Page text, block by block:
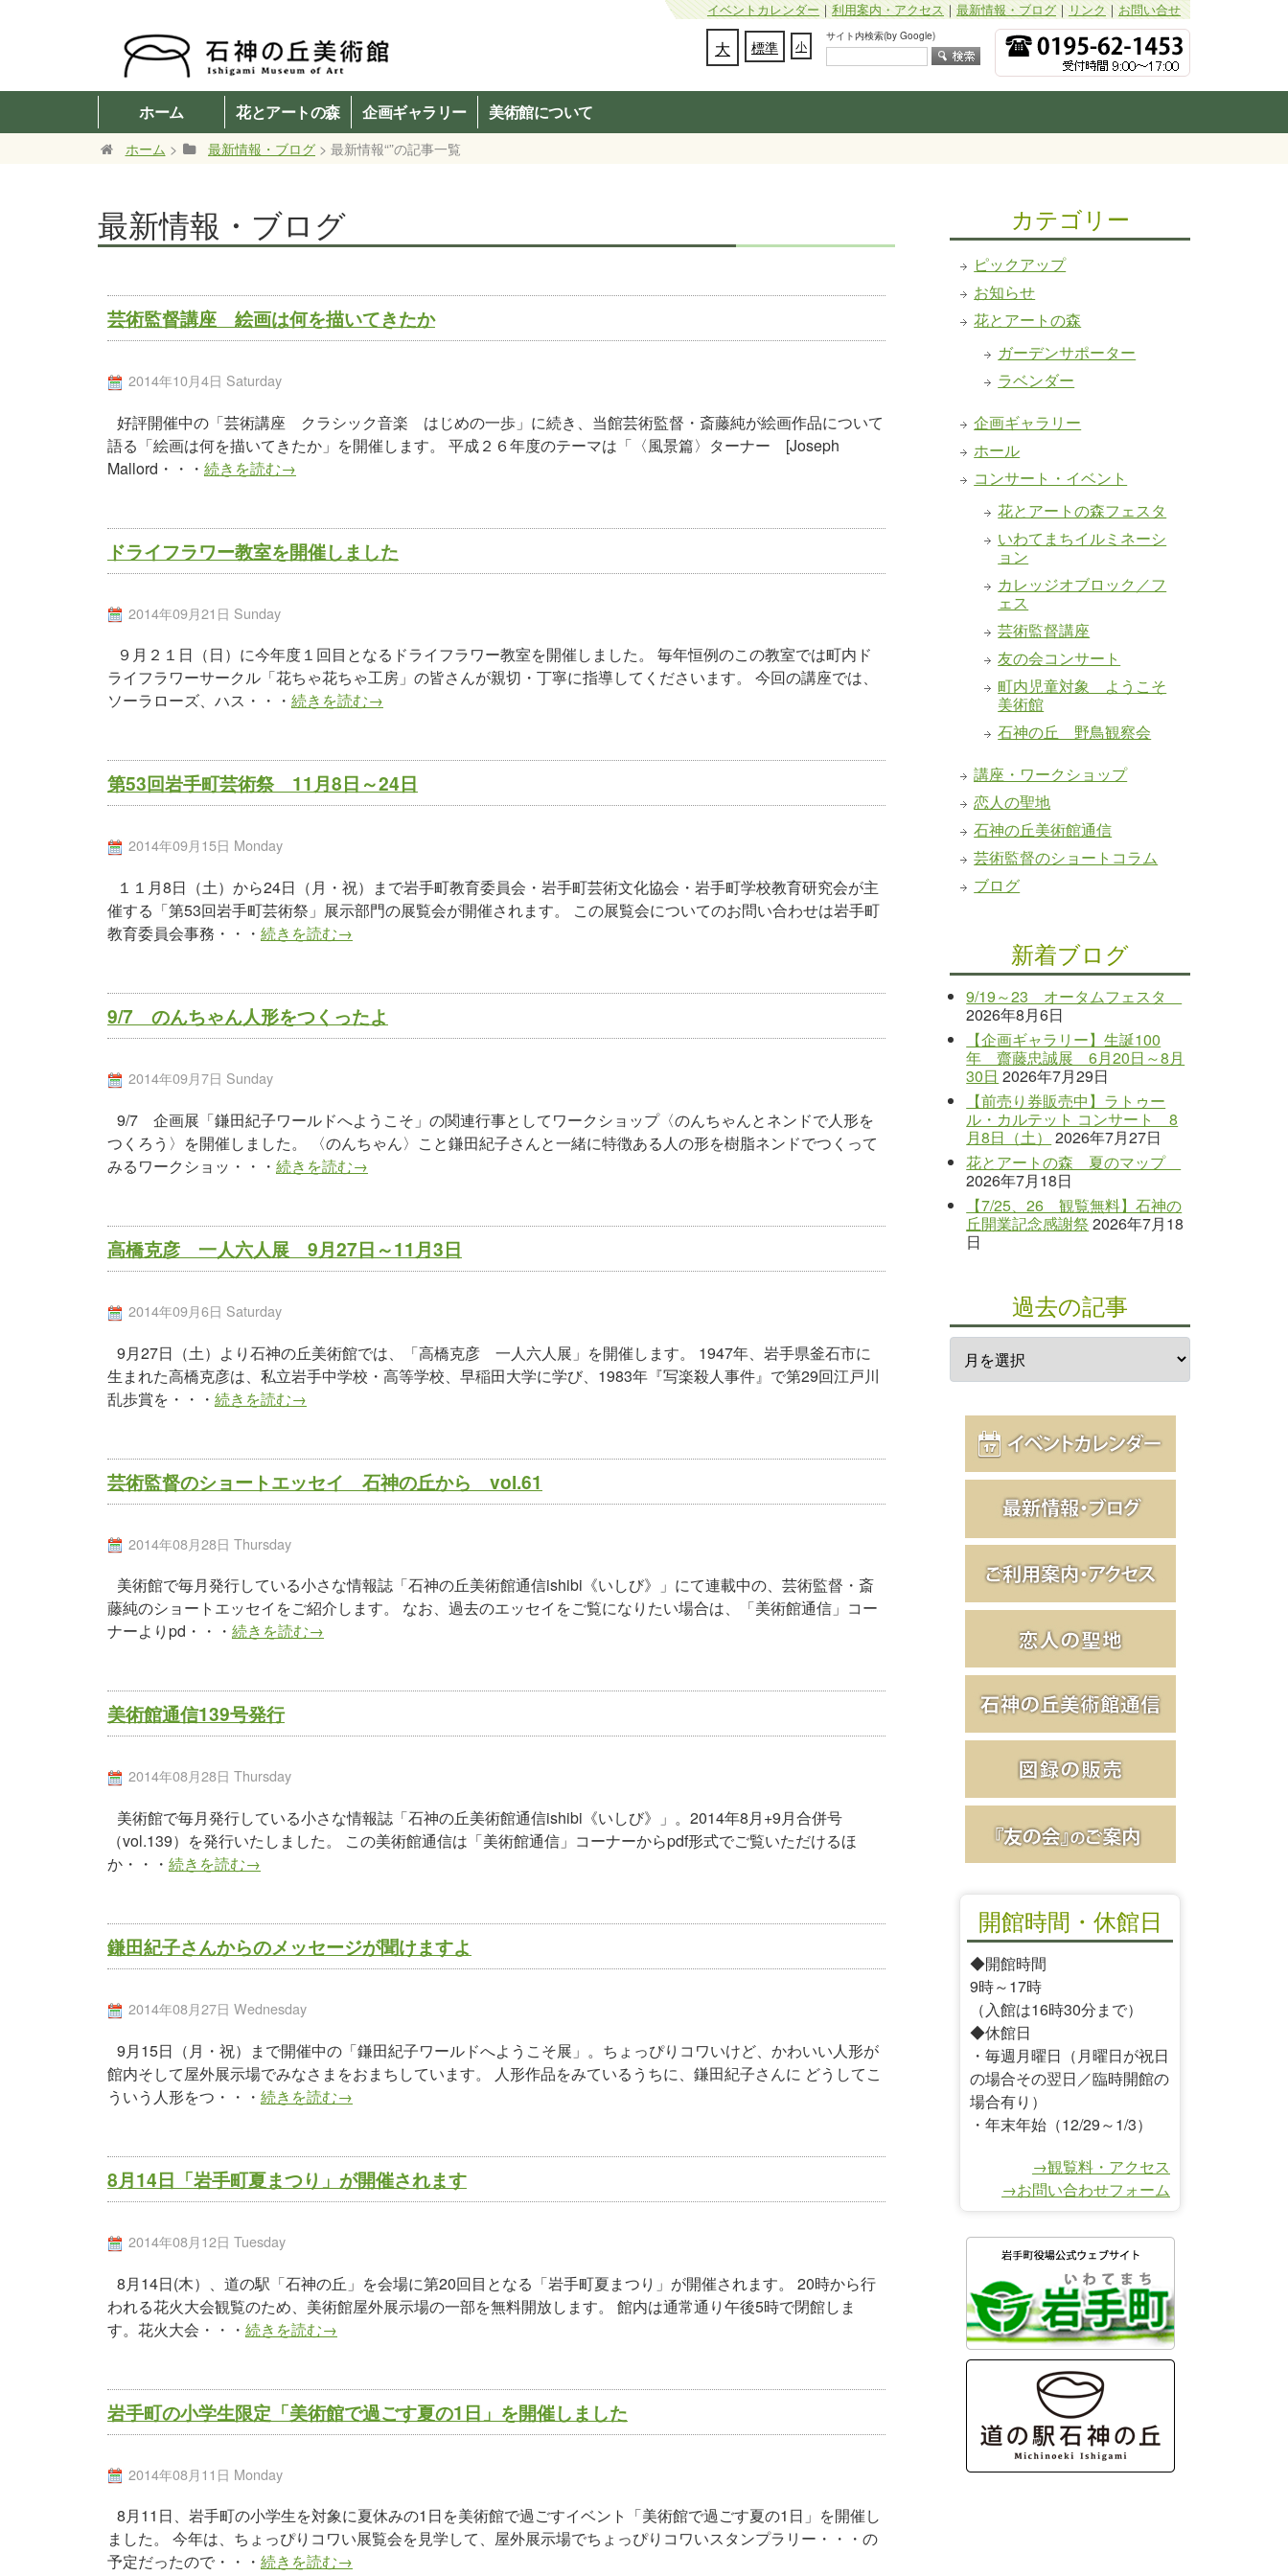
イベントカレンダー｜利用案内・アクセス｜最新情報・ブログ｜リンク｜お問い合せ
サイト内検索(by Google)
大 標準 小
ホーム 花とアートの森 企画ギャラリー 美術館について
ホーム > 最新情報・ブログ > 最新情報“”の記事一覧
最新情報・ブログ
芸術監督講座 絵画は何を描いてきたか
2014年10月4日 Saturday
好評開催中の「芸術講座 クラシック音楽 はじめの一歩」に続き、当館芸術監督・斎藤純が絵画作品について
語る「絵画は何を描いてきたか」を開催します。 平成２６年度のテーマは「〈風景篇〉ターナー [Joseph
Mallord・・・ 続きを読む→
ドライフラワー教室を開催しました
2014年09月21日 Sunday
９月２１日（日）に今年度１回目となるドライフラワー教室を開催しました。 毎年恒例のこの教室では町内ド
ライフラワーサークル「花ちゃ花ちゃ工房」の皆さんが親切・丁寧に指導してくださいます。 今回の講座では、
ソーラローズ、ハス・・・ 続きを読む→
第53回岩手町芸術祭 11月8日～24日
2014年09月15日 Monday
１１月8日（土）から24日（月・祝）まで岩手町教育委員会・岩手町芸術文化協会・岩手町学校教育研究会が主
催する「第53回岩手町芸術祭」展示部門の展覧会が開催されます。 この展覧会についてのお問い合わせは岩手町
教育委員会事務・・・ 続きを読む→
9/7 のんちゃん人形をつくったよ
2014年09月7日 Sunday
9/7 企画展「鎌田紀子ワールドへようこそ」の関連行事としてワークショップ〈のんちゃんとネンドで人形を
つくろう〉を開催しました。 〈のんちゃん〉こと鎌田紀子さんと一緒に特徴ある人の形を樹脂ネンドでつくって
みるワークショッ・・・ 続きを読む→
高橋克彦 一人六人展 9月27日～11月3日
2014年09月6日 Saturday
9月27日（土）より石神の丘美術館では、「高橋克彦 一人六人展」を開催します。 1947年、岩手県釜石市に
生まれた高橋克彦は、私立岩手中学校・高等学校、早稲田大学に学び、1983年『写楽殺人事件』で第29回江戸川
乱歩賞を・・・ 続きを読む→
芸術監督のショートエッセイ 石神の丘から vol.61
2014年08月28日 Thursday
美術館で毎月発行している小さな情報誌「石神の丘美術館通信ishibi《いしび》」にて連載中の、芸術監督・斎
藤純のショートエッセイをご紹介します。 なお、過去のエッセイをご覧になりたい場合は、「美術館通信」コー
ナーよりpd・・・ 続きを読む→
美術館通信139号発行
2014年08月28日 Thursday
美術館で毎月発行している小さな情報誌「石神の丘美術館通信ishibi《いしび》」。2014年8月+9月合併号
（vol.139）を発行いたしました。 この美術館通信は「美術館通信」コーナーからpdf形式でご覧いただけるほ
か・・・ 続きを読む→
鎌田紀子さんからのメッセージが聞けますよ
2014年08月27日 Wednesday
9月15日（月・祝）まで開催中の「鎌田紀子ワールドへようこそ展」。ちょっぴりコワいけど、かわいい人形が
館内そして屋外展示場でみなさまをおまちしています。 人形作品をみているうちに、鎌田紀子さんに どうしてこ
ういう人形をつ・・・ 続きを読む→
8月14日「岩手町夏まつり」が開催されます
2014年08月12日 Tuesday
8月14日(木）、道の駅「石神の丘」を会場に第20回目となる「岩手町夏まつり」が開催されます。 20時から行
われる花火大会観覧のため、美術館屋外展示場の一部を無料開放します。 館内は通常通り午後5時で閉館しま
す。花火大会・・・ 続きを読む→
岩手町の小学生限定「美術館で過ごす夏の1日」を開催しました
2014年08月11日 Monday
8月11日、岩手町の小学生を対象に夏休みの1日を美術館で過ごすイベント「美術館で過ごす夏の1日」を開催し
ました。 今年は、ちょっぴりコワい展覧会を見学して、屋外展示場でちょっぴりコワいスタンプラリー・・・の
予定だったので・・・ 続きを読む→
カテゴリー
ピックアップ
お知らせ
花とアートの森
ガーデンサポーター
ラベンダー
企画ギャラリー
ホール
コンサート・イベント
花とアートの森フェスタ
いわてまちイルミネーシ
ョン
カレッジオブロック／フ
ェス
芸術監督講座
友の会コンサート
町内児童対象 ようこそ
美術館
石神の丘 野鳥観察会
講座・ワークショップ
恋人の聖地
石神の丘美術館通信
芸術監督のショートコラム
ブログ
新着ブログ
9/19～23 オータムフェスタ
2026年8月6日
【企画ギャラリー】生誕100
年 齋藤忠誠展 6月20日～8月
30日 2026年7月29日
【前売り券販売中】ラトゥー
ル・カルテット コンサート 8
月8日（土）
2026年7月27日
花とアートの森 夏のマップ
2026年7月18日
【7/25、26 観覧無料】石神の
丘開業記念感謝祭 2026年7月18
日
過去の記事
開館時間・休館日
◆開館時間
9時～17時
（入館は16時30分まで）
◆休館日
・毎週月曜日（月曜日が祝日
の場合その翌日／臨時開館の
場合有り）
・年末年始（12/29～1/3）
→観覧料・アクセス
→お問い合わせフォーム